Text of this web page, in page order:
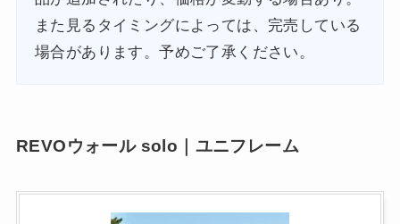
また見るタイミングによっては、完売している
場合があります。予めご了承ください。
REVOウォール solo｜ユニフレーム